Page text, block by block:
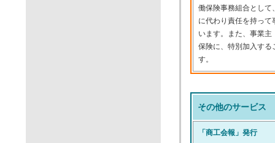
働保険事務組合として
に代わり責任を持って
います。また、事業主
保険に、特別加入する
す。
その他のサービス
「商工会報」発行